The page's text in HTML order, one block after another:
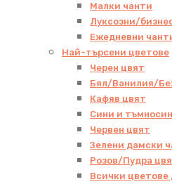
Малки чанти
Луксозни/
Ежедневни
Най-търсени цветове
Черен цвят
Бял/Ванилия/
Кафяв цвят
Сини и
Червен цвят
Зелени дамски
Розов/Пудра
Всички цветове